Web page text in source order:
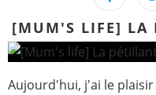
[MUM'S LIFE] LA
Aujourd'hui, j'ai le